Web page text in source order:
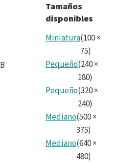
Tamaños
disponibles
Miniatura(100×
75)
Pequeño(240×
180)
Pequeño(320×
240)
Mediano(500×
375)
Mediano(640×
480)